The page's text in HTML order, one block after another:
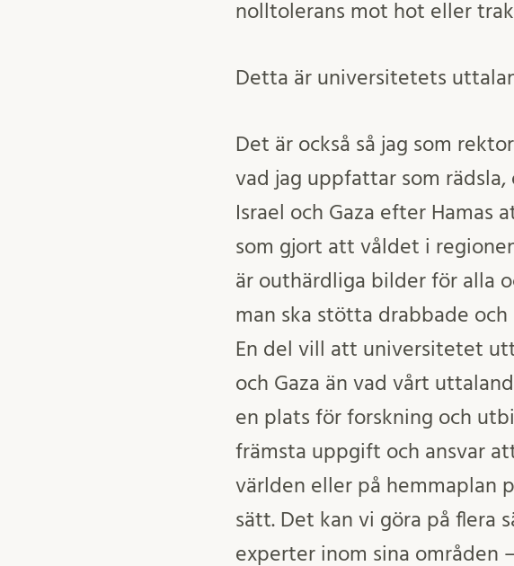
nolltolerans mot hot eller
Detta är universitetets
Det är också så jag som
vad jag uppfattar som
Israel och Gaza efter Hamas
som gjort att våldet i
är outhärdliga bilder för alla
man ska stötta drabbade
En del vill att universitetet
och Gaza än vad vårt
en plats för forskning och
främsta uppgift och ansvar
världen eller på hemmaplan
sätt. Det kan vi göra på flera
experter inom sina områden